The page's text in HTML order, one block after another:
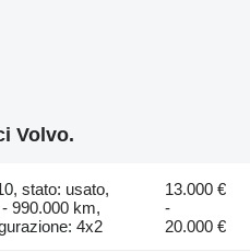
Volvo.
stato: usato,
990.000 km,
4x2
13.000 €
-
20.000 €